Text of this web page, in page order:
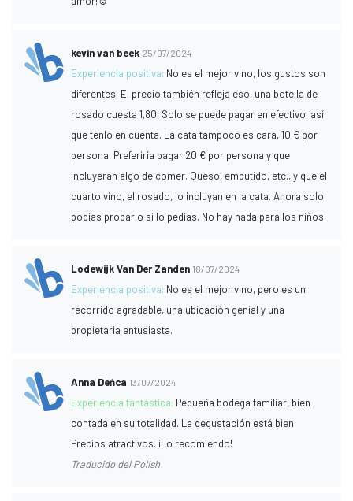
kevin van beek 25/07/2024
Experiencia positiva: No es el mejor vino, los gustos son
diferentes. El precio también refleja eso, una botella de
rosado cuesta 1,80. Solo se puede pagar en efectivo, así
que tenlo en cuenta. La cata tampoco es cara, 10 € por
persona. Preferiría pagar 20 € por persona y que
incluyeran algo de comer. Queso, embutido, etc., y que el
cuarto vino, el rosado, lo incluyan en la cata. Ahora solo
podías probarlo si lo pedías. No hay nada para los niños.
Lodewijk Van Der Zanden 18/07/2024
Experiencia positiva: No es el mejor vino, pero es un
recorrido agradable, una ubicación genial y una
propietaria entusiasta.
Anna Deńca 13/07/2024
Experiencia fantástica: Pequeña bodega familiar, bien
contada en su totalidad. La degustación está bien.
Precios atractivos. ¡Lo recomiendo!
Traducido del Polish